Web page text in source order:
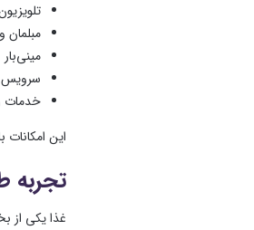
مبلمان
مینی‌بار
سرویس
خدمات
این
تجربه
غذا یکی از